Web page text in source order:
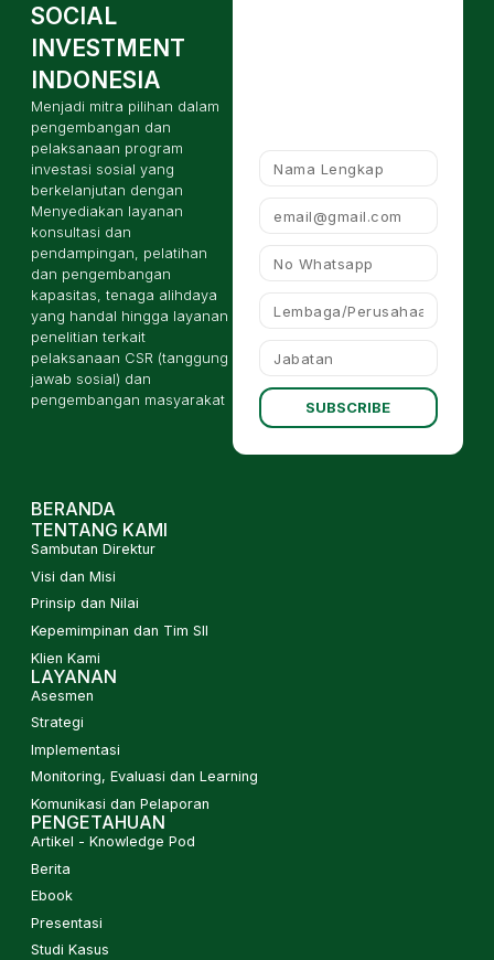
SOCIAL
INVESTMENT
INDONESIA
Menjadi mitra pilihan dalam
pengembangan dan
pelaksanaan program
investasi sosial yang
berkelanjutan dengan
Menyediakan layanan
konsultasi dan
pendampingan, pelatihan
dan pengembangan
kapasitas, tenaga alihdaya
yang handal hingga layanan
penelitian terkait
pelaksanaan CSR (tanggung
jawab sosial) dan
pengembangan masyarakat
SUBSCRIBE
BERANDA
TENTANG KAMI
Sambutan Direktur
Visi dan Misi
Prinsip dan Nilai
Kepemimpinan dan Tim SII
Klien Kami
LAYANAN
Asesmen
Strategi
Implementasi
Monitoring, Evaluasi dan Learning
Komunikasi dan Pelaporan
PENGETAHUAN
Artikel - Knowledge Pod
Berita
Ebook
Presentasi
Studi Kasus